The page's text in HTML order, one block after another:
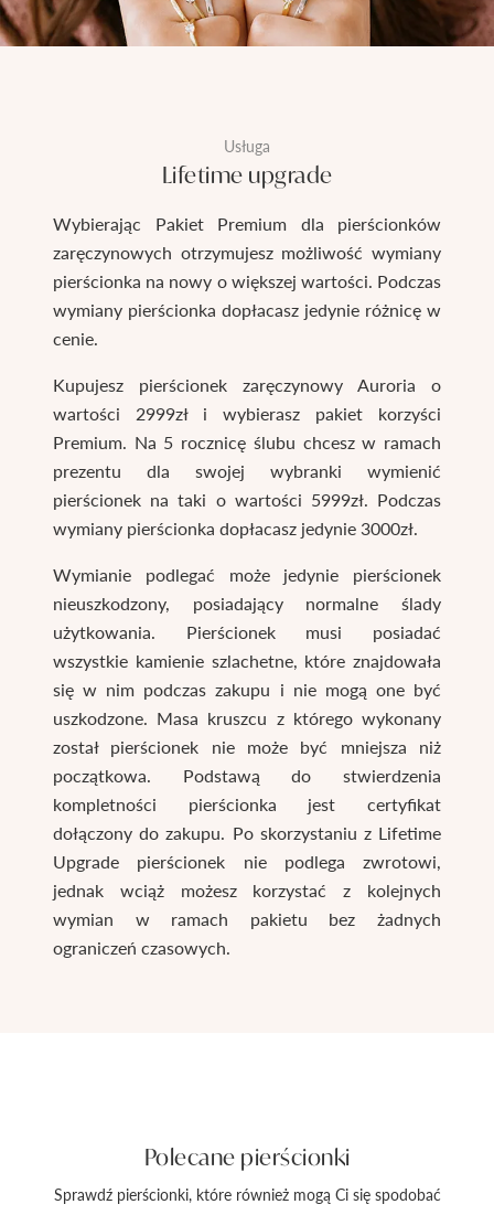
Usługa
Lifetime upgrade
Wybierając Pakiet Premium dla pierścionków
zaręczynowych otrzymujesz możliwość wymiany
pierścionka na nowy o większej wartości. Podczas
wymiany pierścionka dopłacasz jedynie różnicę w
cenie.
Kupujesz pierścionek zaręczynowy Auroria o
wartości 2999zł i wybierasz pakiet korzyści
Premium. Na 5 rocznicę ślubu chcesz w ramach
prezentu dla swojej wybranki wymienić
pierścionek na taki o wartości 5999zł. Podczas
wymiany pierścionka dopłacasz jedynie 3000zł.
Wymianie podlegać może jedynie pierścionek
nieuszkodzony, posiadający normalne ślady
użytkowania. Pierścionek musi posiadać
wszystkie kamienie szlachetne, które znajdowała
się w nim podczas zakupu i nie mogą one być
uszkodzone. Masa kruszcu z którego wykonany
został pierścionek nie może być mniejsza niż
początkowa. Podstawą do stwierdzenia
kompletności pierścionka jest certyfikat
dołączony do zakupu. Po skorzystaniu z Lifetime
Upgrade pierścionek nie podlega zwrotowi,
jednak wciąż możesz korzystać z kolejnych
wymian w ramach pakietu bez żadnych
ograniczeń czasowych.
Polecane pierścionki
Sprawdź pierścionki, które również mogą Ci się spodobać